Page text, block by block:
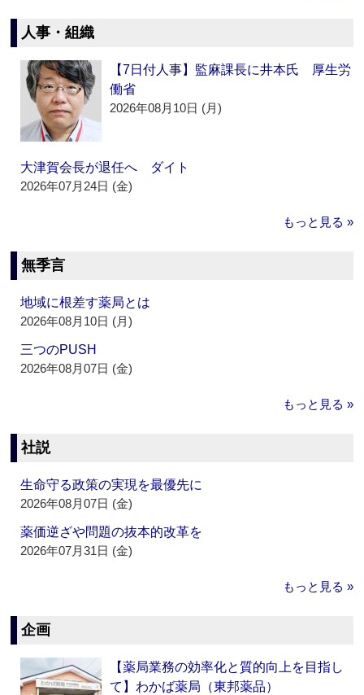
人事・組織
【7日付人事】監麻課長に井本氏 厚生労
働省
2026年08月10日 (月)
大津賀会長が退任へ ダイト
2026年07月24日 (金)
もっと見る »
無季言
地域に根差す薬局とは
2026年08月10日 (月)
三つのPUSH
2026年08月07日 (金)
もっと見る »
社説
生命守る政策の実現を最優先に
2026年08月07日 (金)
薬価逆ざや問題の抜本的改革を
2026年07月31日 (金)
もっと見る »
企画
【薬局業務の効率化と質的向上を目指し
て】わかば薬局（東邦薬品）